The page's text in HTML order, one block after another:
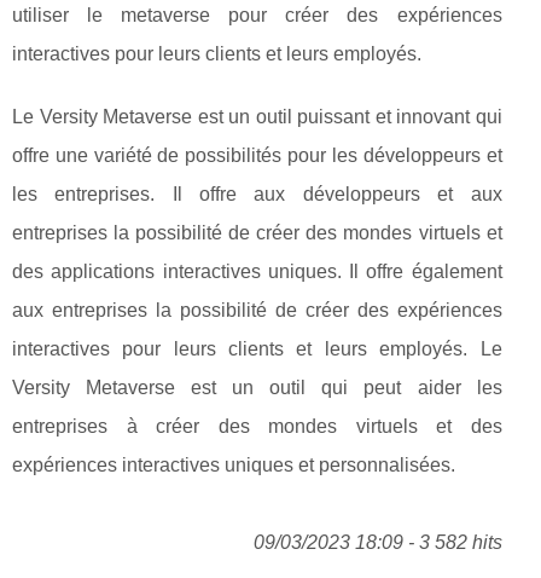
utiliser le metaverse pour créer des expériences
interactives pour leurs clients et leurs employés.
Le Versity Metaverse est un outil puissant et innovant qui
offre une variété de possibilités pour les développeurs et
les entreprises. Il offre aux développeurs et aux
entreprises la possibilité de créer des mondes virtuels et
des applications interactives uniques. Il offre également
aux entreprises la possibilité de créer des expériences
interactives pour leurs clients et leurs employés. Le
Versity Metaverse est un outil qui peut aider les
entreprises à créer des mondes virtuels et des
expériences interactives uniques et personnalisées.
09/03/2023 18:09 - 3 582 hits